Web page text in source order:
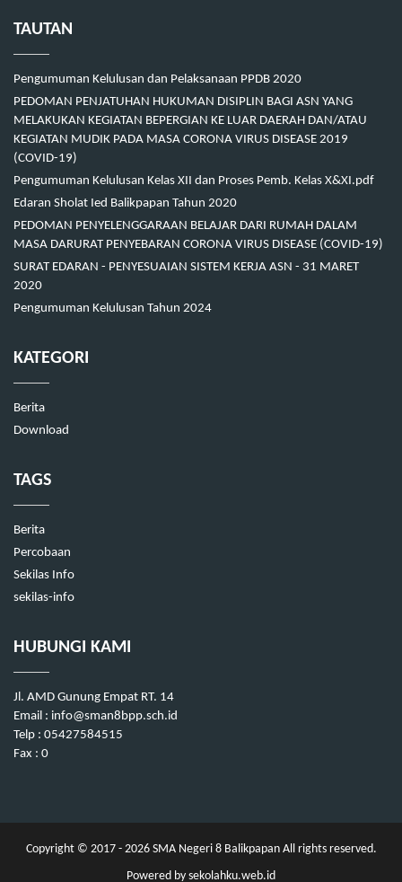
TAUTAN
Pengumuman Kelulusan dan Pelaksanaan PPDB 2020
PEDOMAN PENJATUHAN HUKUMAN DISIPLIN BAGI ASN YANG
MELAKUKAN KEGIATAN BEPERGIAN KE LUAR DAERAH DAN/ATAU
KEGIATAN MUDIK PADA MASA CORONA VIRUS DISEASE 2019
(COVID-19)
Pengumuman Kelulusan Kelas XII dan Proses Pemb. Kelas X&XI.pdf
Edaran Sholat Ied Balikpapan Tahun 2020
PEDOMAN PENYELENGGARAAN BELAJAR DARI RUMAH DALAM
MASA DARURAT PENYEBARAN CORONA VIRUS DISEASE (COVID-19)
SURAT EDARAN - PENYESUAIAN SISTEM KERJA ASN - 31 MARET
2020
Pengumuman Kelulusan Tahun 2024
KATEGORI
Berita
Download
TAGS
Berita
Percobaan
Sekilas Info
sekilas-info
HUBUNGI KAMI
Jl. AMD Gunung Empat RT. 14
Email : info@sman8bpp.sch.id
Telp : 05427584515
Fax : 0
Copyright © 2017 - 2026SMA Negeri 8 BalikpapanAll rights reserved.
Powered by sekolahku.web.id